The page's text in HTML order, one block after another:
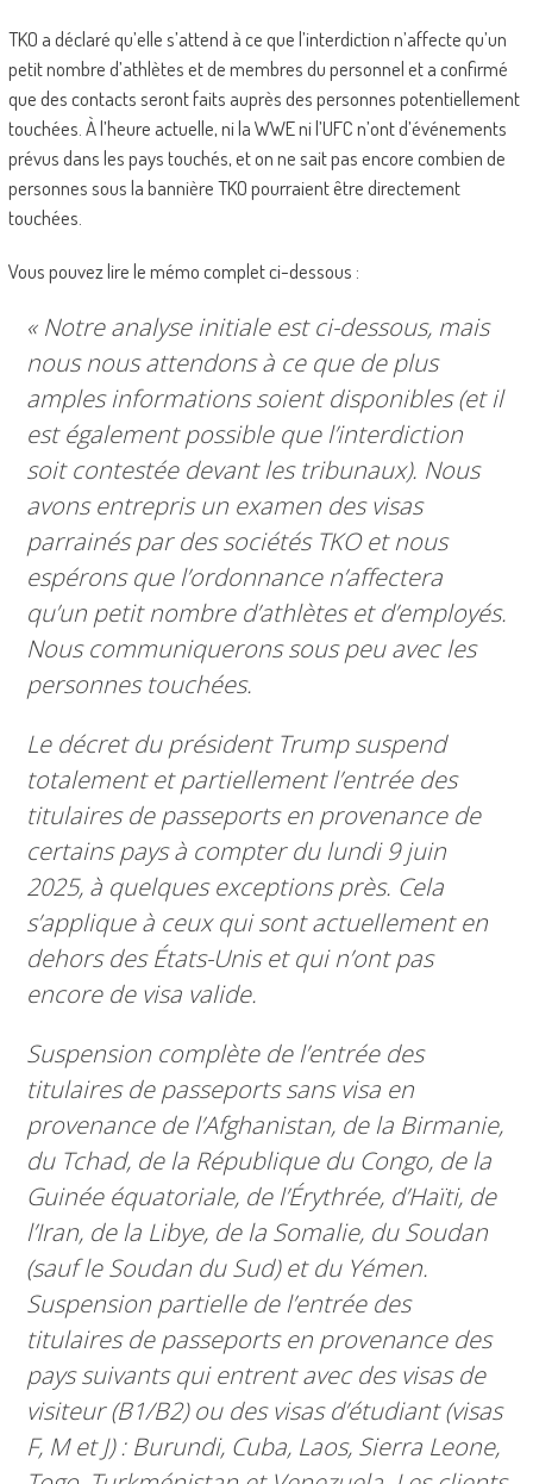
TKO a déclaré qu’elle s’attend à ce que l’interdiction n’affecte qu’un
petit nombre d’athlètes et de membres du personnel et a confirmé
que des contacts seront faits auprès des personnes potentiellement
touchées. À l’heure actuelle, ni la WWE ni l’UFC n’ont d’événements
prévus dans les pays touchés, et on ne sait pas encore combien de
personnes sous la bannière TKO pourraient être directement
touchées.
Vous pouvez lire le mémo complet ci-dessous :
« Notre analyse initiale est ci-dessous, mais
nous nous attendons à ce que de plus
amples informations soient disponibles (et il
est également possible que l’interdiction
soit contestée devant les tribunaux). Nous
avons entrepris un examen des visas
parrainés par des sociétés TKO et nous
espérons que l’ordonnance n’affectera
qu’un petit nombre d’athlètes et d’employés.
Nous communiquerons sous peu avec les
personnes touchées.
Le décret du président Trump suspend
totalement et partiellement l’entrée des
titulaires de passeports en provenance de
certains pays à compter du lundi 9 juin
2025, à quelques exceptions près. Cela
s’applique à ceux qui sont actuellement en
dehors des États-Unis et qui n’ont pas
encore de visa valide.
Suspension complète de l’entrée des
titulaires de passeports sans visa en
provenance de l’Afghanistan, de la Birmanie,
du Tchad, de la République du Congo, de la
Guinée équatoriale, de l’Érythrée, d’Haïti, de
l’Iran, de la Libye, de la Somalie, du Soudan
(sauf le Soudan du Sud) et du Yémen.
Suspension partielle de l’entrée des
titulaires de passeports en provenance des
pays suivants qui entrent avec des visas de
visiteur (B1/B2) ou des visas d’étudiant (visas
F, M et J) : Burundi, Cuba, Laos, Sierra Leone,